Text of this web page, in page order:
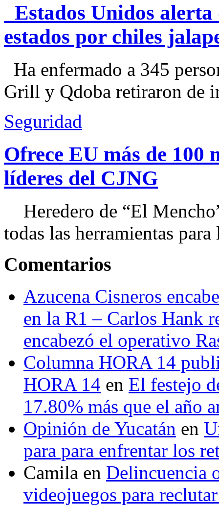
Estados Unidos alerta
estados por chiles
Ha enfermado a 345
Grill y Qdoba retiraron de
Seguridad
Ofrece EU más de 100
líderes del CJNG
Heredero de “El
todas las herramientas
Comentarios
Azucena Cisneros
en la R1 – Carlos Hank
encabezó el operativo
Columna HORA 14
HORA 14 en El festejo
17.80% más que el año
Opinión de Yucatán en
para para enfrentar los
Camila en Delincuencia
videojuegos para